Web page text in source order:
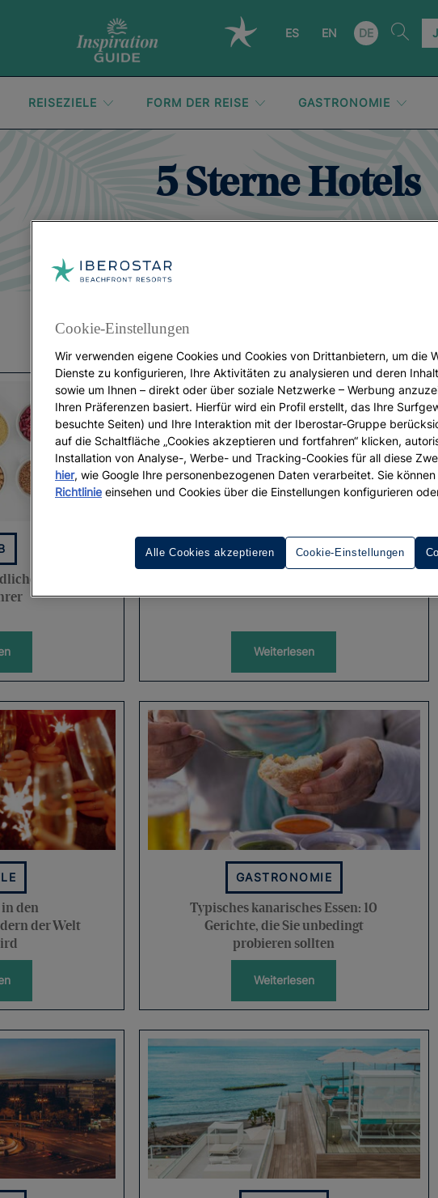
ES EN DE
REISEZIELE FORM DER REISE GASTRONOMIE
5 Sterne Hotels
GASTRONOMIE
Weiterlesen
den
der Welt
GASTRONOMIE
Typisches kanarisches Essen: 10
Gerichte, die Sie unbedingt
probieren sollten
Weiterlesen
Cookie-Einstellungen
Wir verwenden eigene Cookies und Cookies von Drittanbietern, um die
Dienste zu konfigurieren, Ihre Aktivitäten zu analysieren und deren
sowie um Ihnen – direkt oder über soziale Netzwerke – Werbung
Ihren Präferenzen basiert. Hierfür wird ein Profil erstellt, das Ihre
besuchte Seiten) und Ihre Interaktion mit der Iberostar-Gruppe
auf die Schaltfläche „Cookies akzeptieren und fortfahren“ klicken,
Installation von Analyse-, Werbe- und Tracking-Cookies für all diese
hier, wie Google Ihre personenbezogenen Daten verarbeitet. Sie können
Richtlinie einsehen und Cookies über die Einstellungen konfigurieren
Cookie-Einstellungen
Alle Cookies akzeptieren